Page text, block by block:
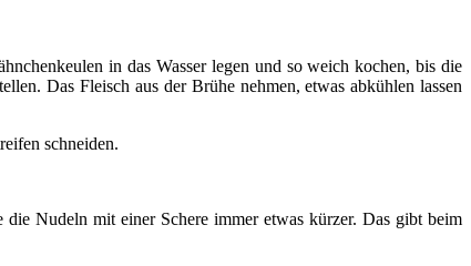
in das Wasser legen und so weich kochen, bis die
Das Fleisch aus der Brühe nehmen, etwas abkühlen lassen
schneiden.
Nudeln mit einer Schere immer etwas kürzer. Das gibt beim